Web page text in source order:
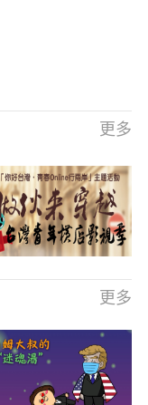
更多
更多